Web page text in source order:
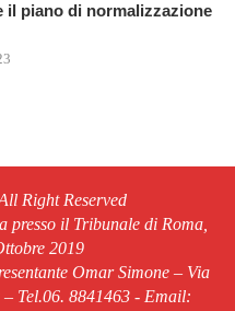
il piano di normalizzazione
Right Reserved
presso il Tribunale di Roma,
2019
Omar Simone – Via
Tel.06. 8841463 - Email: